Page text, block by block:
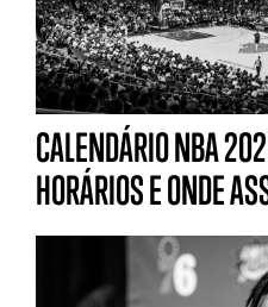
CALENDÁRIO NBA
HORÁRIOS E ONDE